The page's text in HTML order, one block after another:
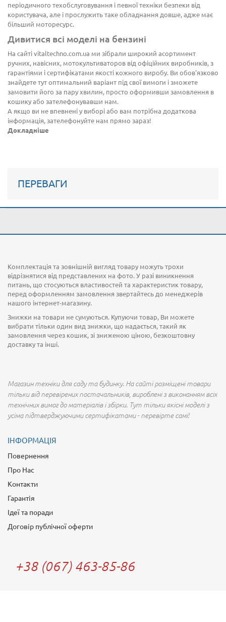
періодичного техобслуговування і певної техніки безпеки від
користувача, але і прослужить таке обладнання довше, адже має
більший моторесурс.
Дивитися всі моделі на бензині
На сайті vitaltechno.com.ua ми зібрали широкий асортимент
ручних, навісних, мотокультиваторов від офіційних виробників, з
гарантіями і сертифікатами якості кожного виробу. Ви обов'язково
знайдете тут оптимальний варіант під свої вимоги і зможете
замовити його за пару хвилин, просто оформивши замовлення в
кошику або зателефонувавши нам.
А якщо ви не впевнені у виборі або вам потрібна додаткова
інформація, зателефонуйте нам прямо зараз!
Докладніше
ПЕРЕВАГИ
Комплектація та зовнішній вигляд товару можуть трохи
відрізнятися від представлених на фото. У разі виникнення
питань, що стосуються властивостей та характеристик товару,
перед оформленням замовлення звертайтесь до менеджерів
нашого інтернет-магазину.
Знижки на товари не сумуються. Купуючи товар, Ви можете
вибрати тільки один вид знижки, що надається, такий як
замовлення через кошик, зі зниженою ціною, безкоштовну
доставку та інші.
Магазин техніки для саду та будинку. На сайті розміщені товари
тільки від перевірених постачальників, вироблені з виконанням всіх
технічних вимог до матеріалів і збірки. Тут тільки якісні моделі з
усіма підтверджуючими сертифікатами - перевірте самі!
ІНФОРМАЦІЯ
Повернення
Про Нас
Контакти
Гарантія
Ідеї та поради
Договір публічної оферти
+38 (067) 463-85-86